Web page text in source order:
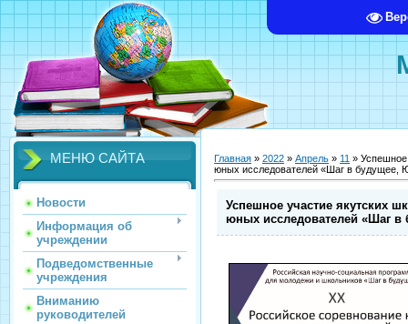
МЕНЮ САЙТА
Новости
Информация об
учреждении
Подведомственные
учреждения
Вниманию
руководителей
Главная » 2022 » Апрель » 11 » Успешное
юных исследователей «Шаг в
Успешное участие якутских
юных исследователей «Шаг